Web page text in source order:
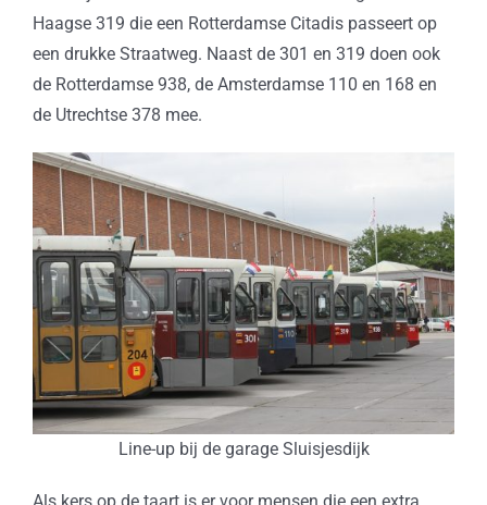
Haagse 319 die een Rotterdamse Citadis passeert op
een drukke Straatweg. Naast de 301 en 319 doen ook
de Rotterdamse 938, de Amsterdamse 110 en 168 en
de Utrechtse 378 mee.
Line-up bij de garage Sluisjesdijk